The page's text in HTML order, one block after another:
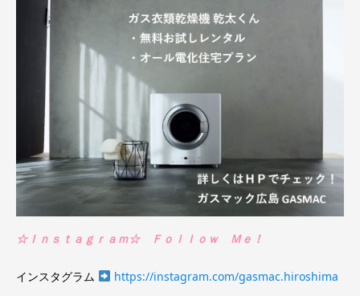
☆Ｉｎｓｔａｇｒａｍ☆ Ｆｏｌｌｏｗ Ｍｅ！
インスタグラム https://instagram.com/gasmac.hiroshima